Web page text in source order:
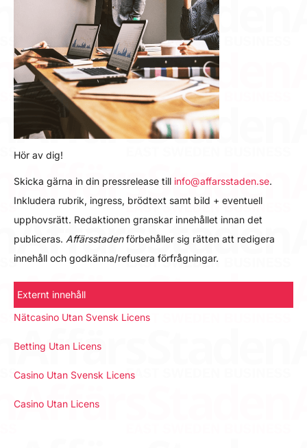
Hör av dig!
Skicka gärna in din pressrelease till info@affarsstaden.se.
Inkludera rubrik, ingress, brödtext samt bild + eventuell
upphovsrätt. Redaktionen granskar innehållet innan det
publiceras. Affärsstadenförbehåller sig rätten att redigera
innehåll och godkänna/refusera förfrågningar.
Externt innehåll
Nätcasino Utan Svensk Licens
Betting Utan Licens
Casino Utan Svensk Licens
Casino Utan Licens